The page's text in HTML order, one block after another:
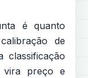
é quanto
de
classificação
vira preço e